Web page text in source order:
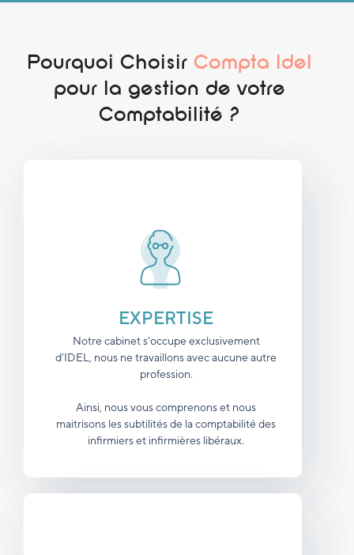
Pourquoi Choisir Compta Idel
pour la gestion de votre
Comptabilité ?
EXPERTISE
Notre cabinet s’occupe exclusivement
d’IDEL, nous ne travaillons avec aucune autre
profession.
Ainsi, nous vous comprenons et nous
maitrisons les subtilités de la comptabilité des
infirmiers et infirmières libéraux.